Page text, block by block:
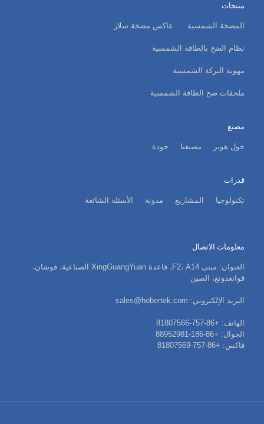
منتجات
المضخة الشمسية عاكس مضخة سلار
نظام الضخ بالطاقة الشمسية
مهوية البركة الشمسية
ملحقات ضخ الطاقة الشمسية
مصنع
حول هوبر مصنعنا جودة
قدرات
تكنولوجيا المشاريع مدونة الأسئلة الشائعة
معلومات الاتصال
العنوان: مبنى F2، A14، قاعدة XingGuangYuan الصناعية، فوشان،
قوانغدونغ، الصين
البريد الإلكتروني: sales@hobertek.com
الهاتف: +86-757-81807566
الجوال: +86-186-88952981
فاكس: +86-757-81807569